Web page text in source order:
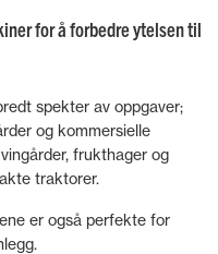
for å forbedre ytelsen til
spekter av oppgaver;
og kommersielle
frukthager og
traktorer.
er også perfekte for